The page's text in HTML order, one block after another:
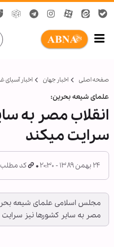
صفحه اصلی اخبار جهان اخبار آسیای
علمای شیعه بحرین:
انقلاب مصر به
سرایت می‏کند
۲۴ بهمن ۱۳۸۹ - ۲۰:۳۰ کد مطلب:
مجلس اسلامی علمای شیعه
مصر به سایر کشورها نیز سرایت